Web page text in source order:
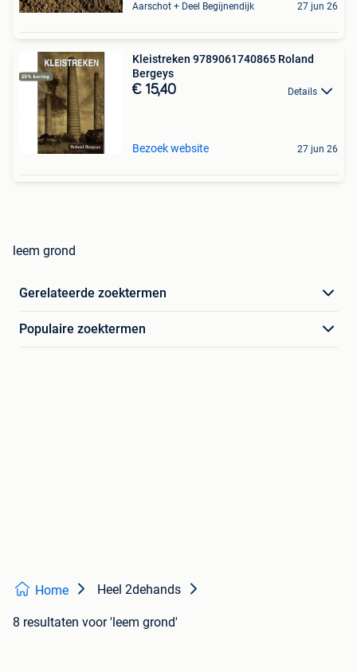
Aarschot + Deel Begijnendijk 27 jun 26
Kleistreken 9789061740865 Roland
Bergeys
€ 15,40 Details
Bezoek website 27 jun 26
leem grond
Gerelateerde zoektermen
Populaire zoektermen
Home Heel 2dehands
8 resultaten voor 'leem grond'